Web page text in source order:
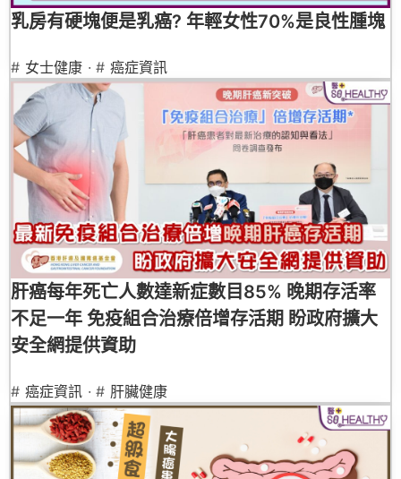
乳房有硬塊便是乳癌? 年輕女性70%是良性腫塊
# 女士健康 · # 癌症資訊
肝癌每年死亡人數達新症數目85% 晚期存活率
不足一年 免疫組合治療倍增存活期 盼政府擴大
安全網提供資助
# 癌症資訊 · # 肝臟健康